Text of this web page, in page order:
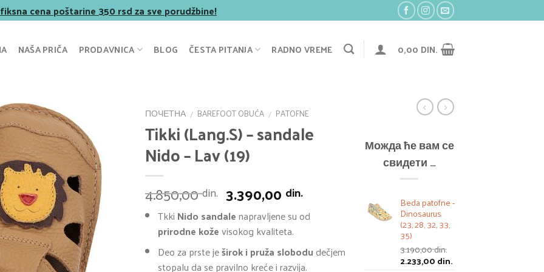
cena poštarine 350 rsd za sve porudžbine!
NAŠA PRIČA PRODAVNICA BLOG ČESTA PITANJA RADNO VREME 0,00 DIN.
ПОЧЕТНА / BAREFOOT OBUĆA / PATOFNE
Tikki (Lang.S) – sandale
Nido – Lav (19)
4.850,00din. Оригинална
цена
је
била:
4.850,00 din..
3.390,00 din.Тренутна
цена
је:
Tkki Nido sandalenapravljene su od
prirodne koževisokog kvaliteta.
Deo za prste ješirok i pruža slobodu dečjem
stopalu da se pravilno kreće i razvija.
Можда ће вам се
свидети …
Beda patofne -
Dinosaurus
(23, 28, 32, 33,
35)
3.190,00din.
Оригинална
2.233,00din.Тренутна